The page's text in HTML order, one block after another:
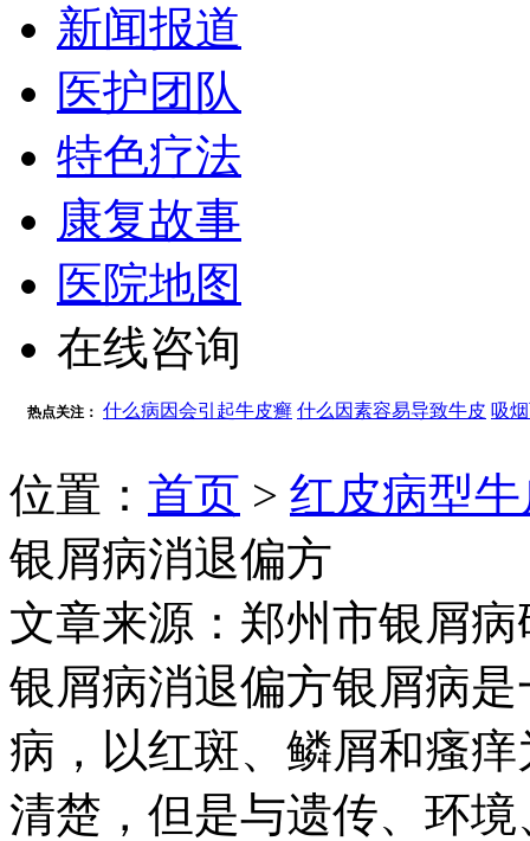
新闻报道
医护团队
特色疗法
康复故事
医院地图
在线咨询
热点关注： 什么病因会引起牛皮癣 什么因素容易导致牛皮 吸
位置： 首页 > 红皮病型
银屑病消退偏方
文章来源：郑州市银屑病
银屑病消退偏方银屑病
病，以红斑、鳞屑和瘙
清楚，但是与遗传、环